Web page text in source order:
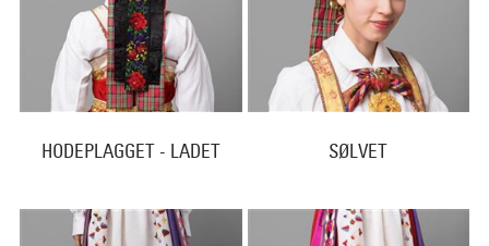
HODEPLAGGET - LADET SØLVET